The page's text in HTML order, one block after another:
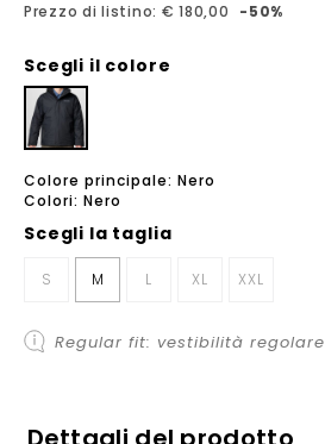
Prezzo di listino: € 180,00 -50%
Scegli il colore
Colore principale: Nero
Colori: Nero
Scegli la taglia
S M L XL XXL
Regular fit: vestibilità regolare